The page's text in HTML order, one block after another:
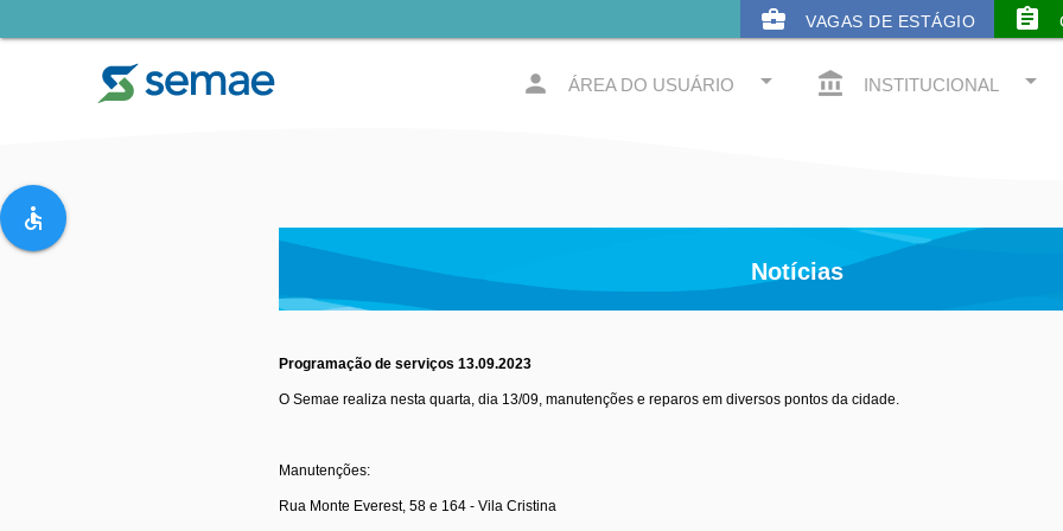
assignment
business_center VAGAS DE ESTÁGIO
person ÁREA DO USUÁRIO arrow_drop_down account_balance INSTITUCIONAL arrow_drop_down
accessible
Notícias
Programação de serviços 13.09.2023
O Semae realiza nesta quarta, dia 13/09, manutenções e reparos em diversos pontos da cidade.
Manutenções:
Rua Monte Everest, 58 e 164 - Vila Cristina